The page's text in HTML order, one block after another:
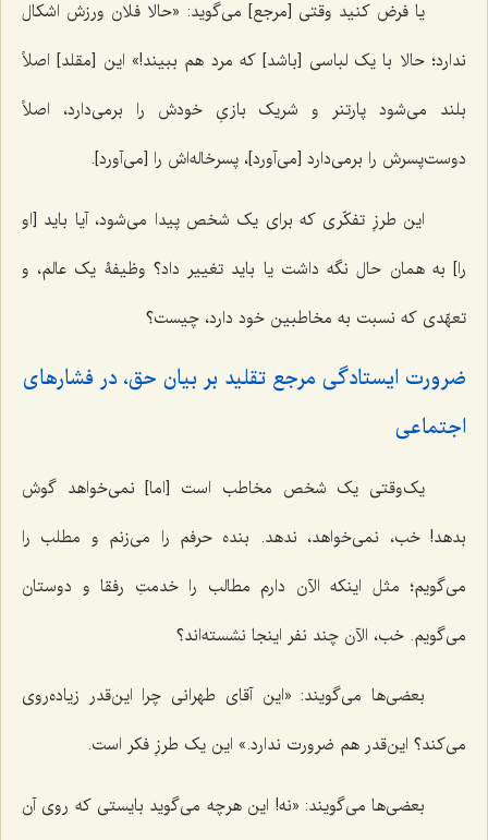
یا فرض کنید وقتی [مرجع] می‌گوید: «حالا فلان ورزش اشکال
ندارد؛ حالا با یک لباسی [باشد] که مرد هم ببیند!» این [مقلد] اصلاً
بلند می‌شود پارتنر و شریک بازیِ خودش را برمی‌دارد، اصلاً
دوست‌پسرش را برمی‌دارد [می‌آورد]، پسرخاله‌اش را [می‌آورد].
این طرزِ تفکّری که برای یک شخص پیدا می‌شود، آیا باید [او
را] به همان حال نگه داشت یا باید تغییر داد؟ وظیفۀ یک عالم، و
تعهّدی که نسبت به مخاطبین خود دارد، چیست؟
ضرورت ایستادگی مرجع تقلید بر بیان حق، در فشارهای
اجتماعی
یک‌وقتی یک شخص مخاطب است [اما] نمی‌خواهد گوش
بدهد! خب، نمی‌خواهد، ندهد. بنده حرفم را می‌زنم و مطلب را
می‌گویم؛ مثل اینکه الآن دارم مطالب را خدمتِ رفقا و دوستان
می‌گویم. خب، الآن چند نفر اینجا نشسته‌اند؟
بعضی‌ها می‌گویند: «این آقای طهرانی چرا این‌قدر زیاده‌روی
می‌کند؟ این‌قدر هم ضرورت ندارد.» این یک طرزِ فکر است.
بعضی‌ها می‌گویند: «نه! این هرچه می‌گوید بایستی که روی آن